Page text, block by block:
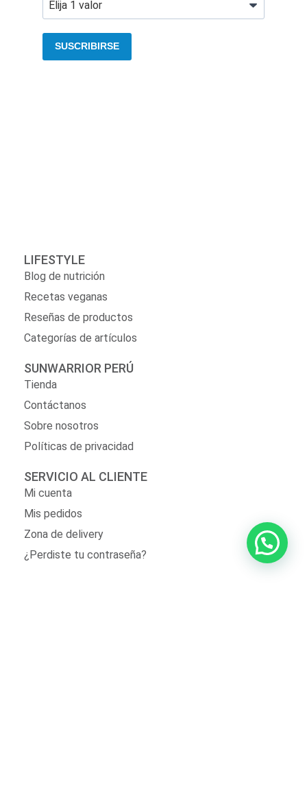
SUSCRIBIRSE
LIFESTYLE
Blog de nutrición
Recetas veganas
Reseñas de productos
Categorías de artículos
SUNWARRIOR PERÚ
Tienda
Contáctanos
Sobre nosotros
Políticas de privacidad
SERVICIO AL CLIENTE
Mi cuenta
Mis pedidos
Zona de delivery
¿Perdiste tu contraseña?